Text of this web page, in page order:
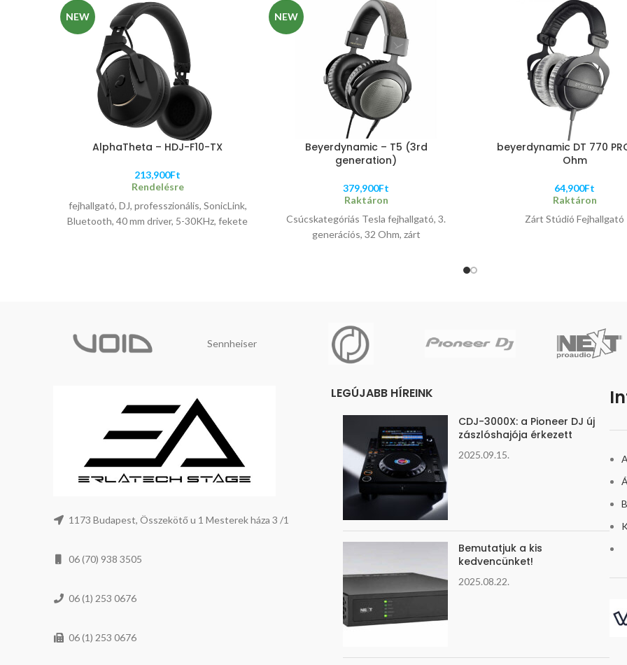
NEW
AlphaTheta – HDJ-F10-TX
213,900Ft
Rendelésre
fejhallgató, DJ, professzionális, SonicLink,
Bluetooth, 40 mm driver, 5-30KHz, fekete
NEW
Beyerdynamic – T5 (3rd
generation)
379,900Ft
Raktáron
Csúcskategóriás Tesla fejhallgató, 3.
generációs, 32 Ohm, zárt
beyerdynamic DT 770
Ohm
64,900Ft
Raktáron
Zárt Stúdió Fejhallgató
Sennheiser
1173 Budapest, Összekötő u 1 Mesterek háza 3 /1
06 (70) 938 3505
06 (1) 253 0676
06 (1) 253 0676
LEGÚJABB HÍREINK
CDJ-3000X: a Pioneer DJ új
zászlóshajója érkezett
2025.09.15.
Bemutatjuk a kis
kedvencünket!
2025.08.22.